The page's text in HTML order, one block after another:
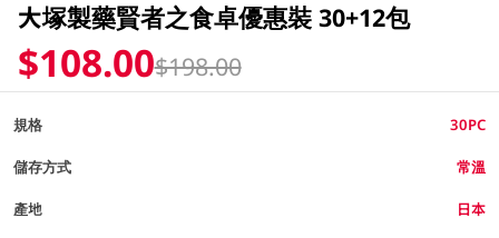
大塚製藥賢者之食卓優惠裝 30+12包
$108.00$198.00
規格 30PC
儲存方式 常溫
產地 日本